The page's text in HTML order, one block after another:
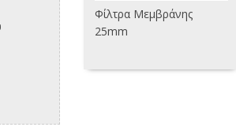
Φίλτρα Μεμβράνης
25mm